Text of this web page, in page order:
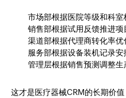
市场部根据医院等级和科室
销售部根据试用反馈推进项
渠道部根据代理商转化率优
服务部根据设备装机记录安
管理层根据销售预测调整生
这才是医疗器械CRM的长期价